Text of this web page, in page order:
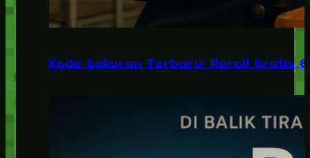
Kode Gakuran Terbaru: Reroll Gratis